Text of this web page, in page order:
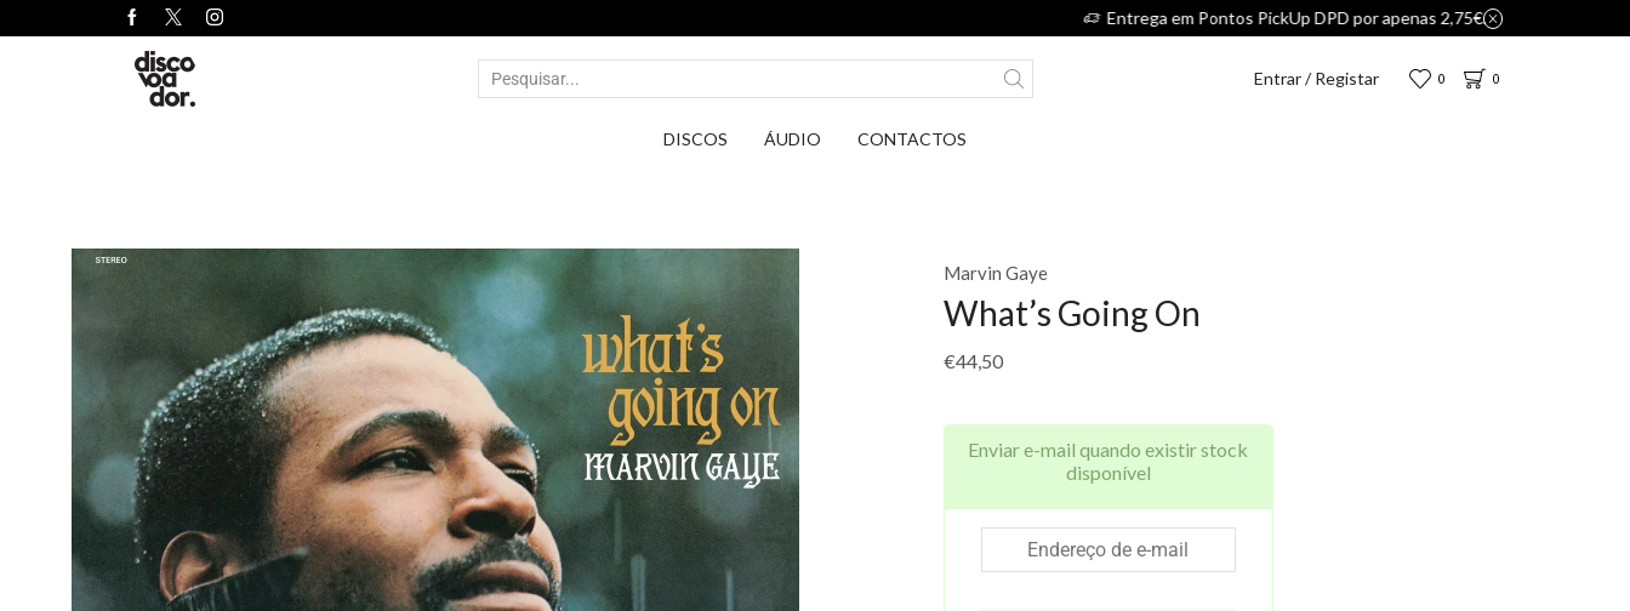
Entrar / Registar 0 0
DISCOS ÁUDIO CONTACTOS
Marvin Gaye
What’s Going On
€44,50
Enviar e-mail quando existir stock
disponível